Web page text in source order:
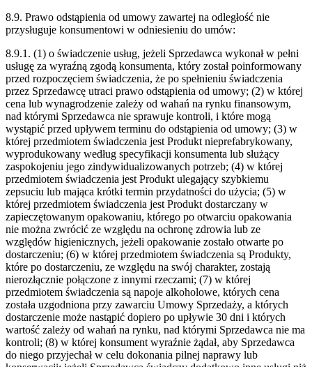
8.9. Prawo odstąpienia od umowy zawartej na odległość nie
przysługuje konsumentowi w odniesieniu do umów:
8.9.1. (1) o świadczenie usług, jeżeli Sprzedawca wykonał w pełni
usługę za wyraźną zgodą konsumenta, który został poinformowany
przed rozpoczęciem świadczenia, że po spełnieniu świadczenia
przez Sprzedawcę utraci prawo odstąpienia od umowy; (2) w której
cena lub wynagrodzenie zależy od wahań na rynku finansowym,
nad którymi Sprzedawca nie sprawuje kontroli, i które mogą
wystąpić przed upływem terminu do odstąpienia od umowy; (3) w
której przedmiotem świadczenia jest Produkt nieprefabrykowany,
wyprodukowany według specyfikacji konsumenta lub służący
zaspokojeniu jego zindywidualizowanych potrzeb; (4) w której
przedmiotem świadczenia jest Produkt ulegający szybkiemu
zepsuciu lub mająca krótki termin przydatności do użycia; (5) w
której przedmiotem świadczenia jest Produkt dostarczany w
zapieczętowanym opakowaniu, którego po otwarciu opakowania
nie można zwrócić ze względu na ochronę zdrowia lub ze
względów higienicznych, jeżeli opakowanie zostało otwarte po
dostarczeniu; (6) w której przedmiotem świadczenia są Produkty,
które po dostarczeniu, ze względu na swój charakter, zostają
nierozłącznie połączone z innymi rzeczami; (7) w której
przedmiotem świadczenia są napoje alkoholowe, których cena
została uzgodniona przy zawarciu Umowy Sprzedaży, a których
dostarczenie może nastąpić dopiero po upływie 30 dni i których
wartość zależy od wahań na rynku, nad którymi Sprzedawca nie ma
kontroli; (8) w której konsument wyraźnie żądał, aby Sprzedawca
do niego przyjechał w celu dokonania pilnej naprawy lub